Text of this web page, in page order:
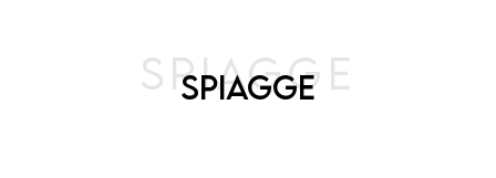
SPIAGGE
SPIAGGE